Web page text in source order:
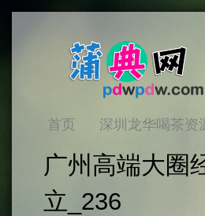
首页 深圳龙华喝茶资
广州高端大圈
立_236